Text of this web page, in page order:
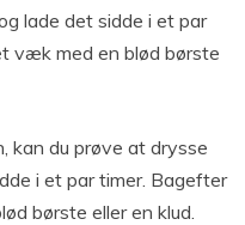
lade det sidde i et par
væk med en blød børste
kan du prøve at drysse
i et par timer. Bagefter
børste eller en klud.